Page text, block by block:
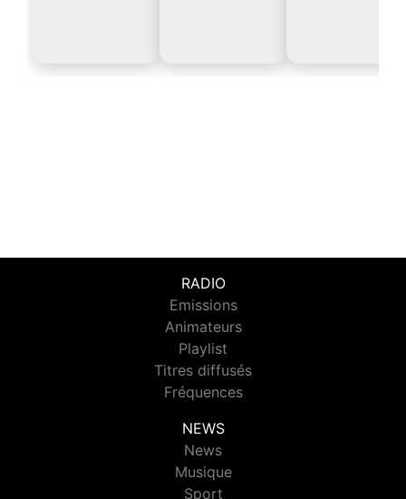
RADIO
Emissions
Animateurs
Playlist
Titres diffusés
Fréquences
NEWS
News
Musique
Sport